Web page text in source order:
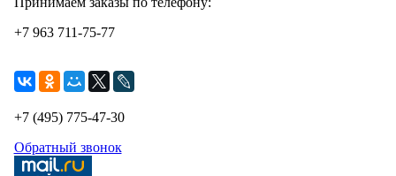
+7 963 711-75-77
+7 (495) 775-47-30
Обратный звонок